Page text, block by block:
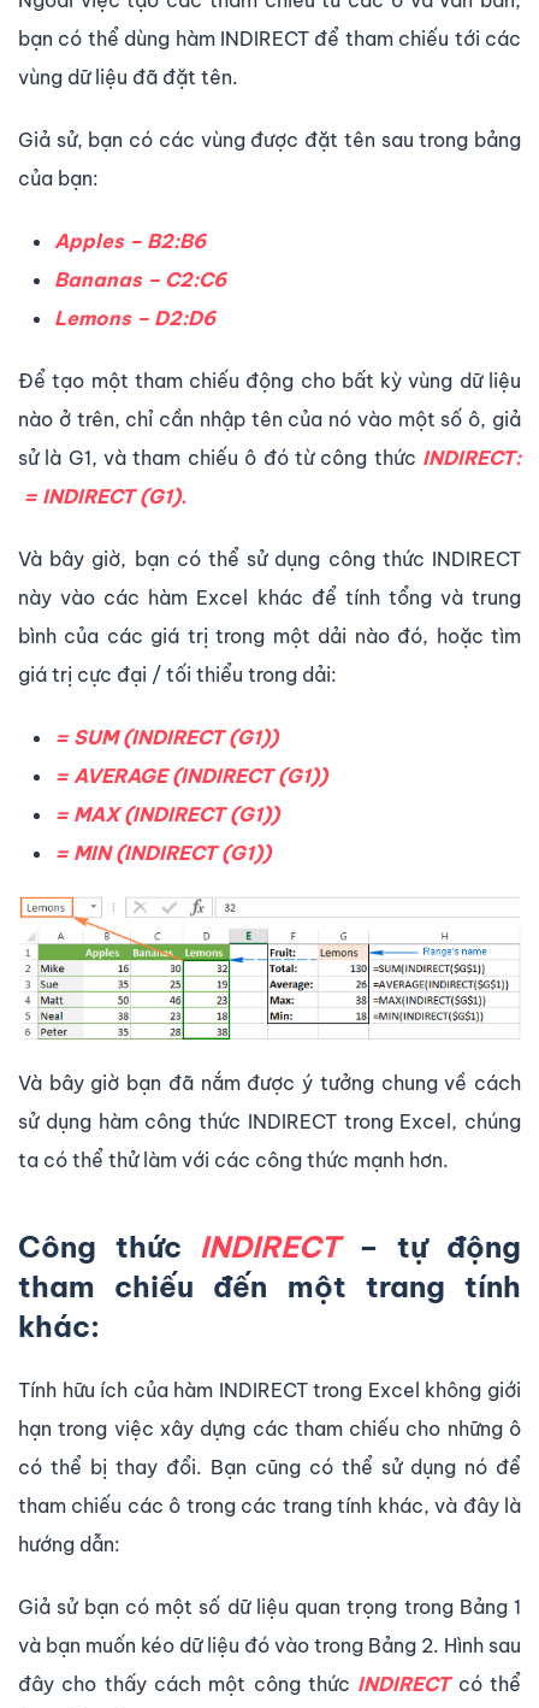
bạn có thể dùng hàm INDIRECT để tham chiếu tới các
vùng dữ liệu đã đặt tên.
Giả sử, bạn có các vùng được đặt tên sau trong bảng
của bạn:
Apples – B2:B6
Bananas – C2:C6
Lemons – D2:D6
Để tạo một tham chiếu động cho bất kỳ vùng dữ liệu
nào ở trên, chỉ cần nhập tên của nó vào một số ô, giả
sử là G1, và tham chiếu ô đó từ công thức INDIRECT:
= INDIRECT (G1).
Và bây giờ, bạn có thể sử dụng công thức INDIRECT
này vào các hàm Excel khác để tính tổng và trung
bình của các giá trị trong một dải nào đó, hoặc tìm
giá trị cực đại / tối thiểu trong dải:
= SUM (INDIRECT (G1))
= AVERAGE (INDIRECT (G1))
= MAX (INDIRECT (G1))
= MIN (INDIRECT (G1))
Và bây giờ bạn đã nắm được ý tưởng chung về cách
sử dụng hàm công thức INDIRECT trong Excel, chúng
ta có thể thử làm với các công thức mạnh hơn.
Công thức INDIRECT– tự động
tham chiếu đến một trang tính
khác:
Tính hữu ích của hàm INDIRECT trong Excel không giới
hạn trong việc xây dựng các tham chiếu cho những ô
có thể bị thay đổi. Bạn cũng có thể sử dụng nó để
tham chiếu các ô trong các trang tính khác, và đây là
hướng dẫn:
Giả sử bạn có một số dữ liệu quan trọng trong Bảng 1
và bạn muốn kéo dữ liệu đó vào trong Bảng 2. Hình sau
đây cho thấy cách một công thức INDIRECTcó thể